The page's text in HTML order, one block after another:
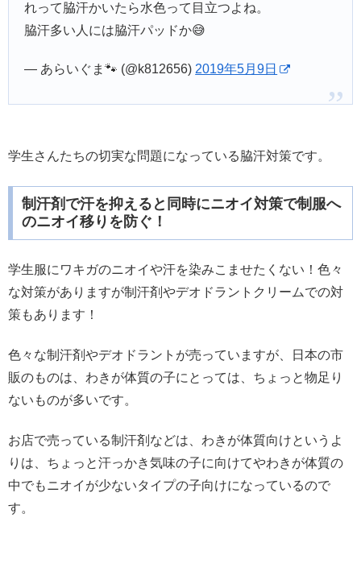
れって脇汗かいたら水色って目立つよね。
脇汗多い人には脇汗パッドか😅
— あらいぐま🐾 (@k812656) 2019年5月9日
学生さんたちの切実な問題になっている脇汗対策です。
制汗剤で汗を抑えると同時にニオイ対策で制服へ
のニオイ移りを防ぐ！
学生服にワキガのニオイや汗を染みこませたくない！色々
な対策がありますが制汗剤やデオドラントクリームでの対
策もあります！
色々な制汗剤やデオドラントが売っていますが、日本の市
販のものは、わきが体質の子にとっては、ちょっと物足り
ないものが多いです。
お店で売っている制汗剤などは、わきが体質向けというよ
りは、ちょっと汗っかき気味の子に向けてやわきが体質の
中でもニオイが少ないタイプの子向けになっているので
す。